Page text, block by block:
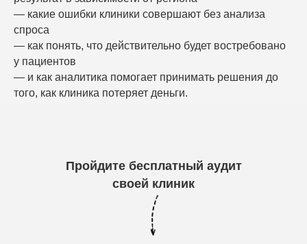
— какие ошибки клиники совершают без анализа
спроса
— как понять, что действительно будет востребовано
у пациентов
— и как аналитика помогает принимать решения до
того, как клиника потеряет деньги.
Пройдите бесплатный аудит
своей клиник